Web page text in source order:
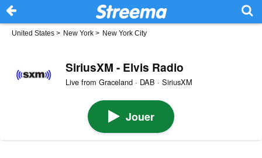
United States > New York > New York City
SiriusXM - Elvis Radio
Live from Graceland · DAB · SiriusXM
Jouer